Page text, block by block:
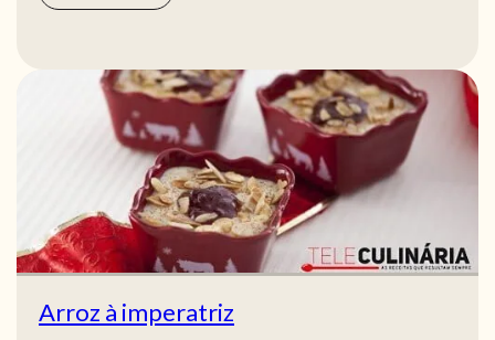
Arroz à imperatriz